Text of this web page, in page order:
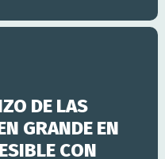
DE LAS
GRANDE EN
CON